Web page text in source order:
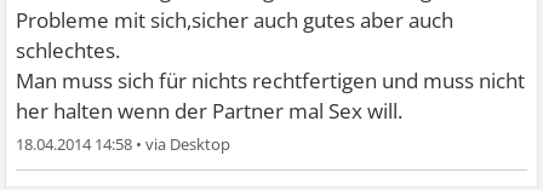
Probleme mit sich,sicher auch gutes aber auch
schlechtes.
Man muss sich für nichts rechtfertigen und muss nicht
her halten wenn der Partner mal Sex will.
18.04.2014 14:58 •